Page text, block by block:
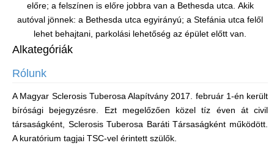
előre; a felszínen is előre jobbra van a Bethesda utca. Akik
autóval jönnek: a Bethesda utca egyirányú; a Stefánia utca felől
lehet behajtani, parkolási lehetőség az épület előtt van.
Alkategóriák
Rólunk
A Magyar Sclerosis Tuberosa Alapítvány 2017. február 1-én került
bírósági bejegyzésre. Ezt megelőzően közel tíz éven át civil
társaságként, Sclerosis Tuberosa Baráti Társaságként működött.
A kuratórium tagjai TSC-vel érintett szülők.